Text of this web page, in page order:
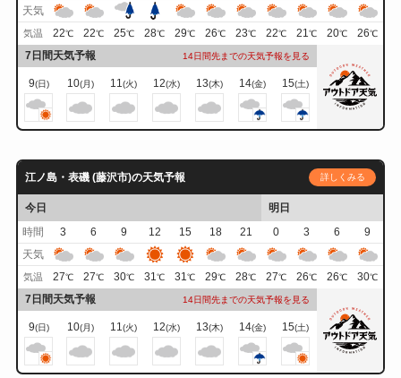
天気
気温 22℃ 22℃ 25℃ 28℃ 29℃ 26℃ 23℃ 22℃ 21℃ 20℃ 26℃
7日間天気予報 14日間先までの天気予報を見る
9(日) 10(月) 11 (火) 12(水) 13(木) 14(金) 15(土)
江ノ島・表磯 (藤沢市)の天気予報 詳しくみる
今日
明日
時間
3 6 9 12 15 18 21 0 3 6
9
天気
気温 27℃ 27℃ 30℃ 31℃ 31℃ 29℃ 28℃ 27℃ 26℃ 26℃ 30℃
7日間天気予報 14日間先までの天気予報を見る
9(日) 10(月) 11(火) 12(水) 13(木) 14(金) 15(土)